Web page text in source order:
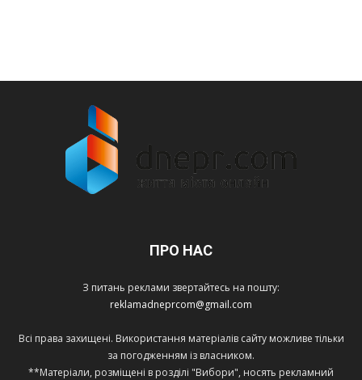
ПРО НАС
З питань реклами звертайтесь на пошту:
reklamadneprcom@gmail.com
Всі права захищені. Використання матеріалів сайту можливе тільки
за погодженням із власником.
**Матеріали, розміщені в розділі "Вибори", носять рекламний